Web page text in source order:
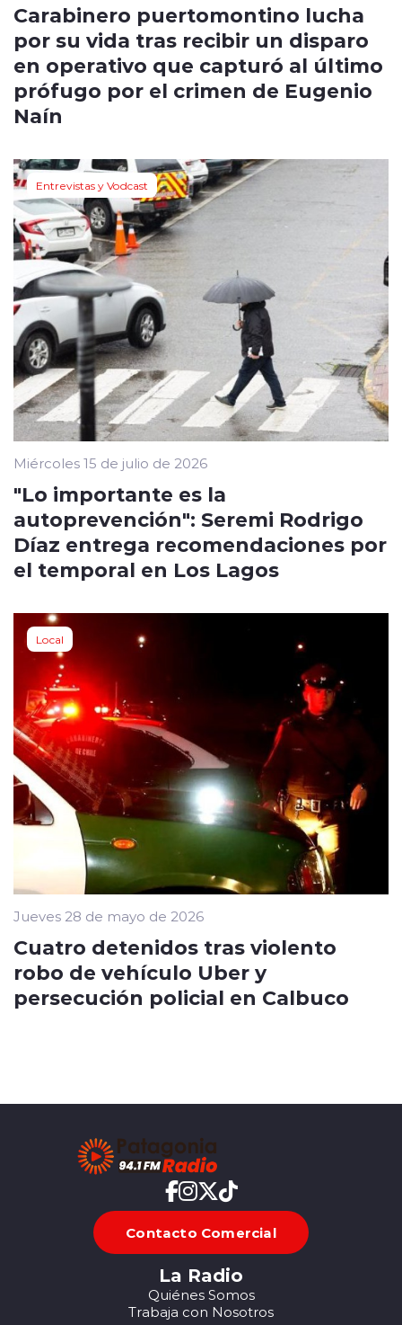
Carabinero puertomontino lucha
por su vida tras recibir un disparo
en operativo que capturó al último
prófugo por el crimen de Eugenio
Naín
Entrevistas y Vodcast
Miércoles 15 de julio de 2026
"Lo importante es la
autoprevención": Seremi Rodrigo
Díaz entrega recomendaciones por
el temporal en Los Lagos
Local
Jueves 28 de mayo de 2026
Cuatro detenidos tras violento
robo de vehículo Uber y
persecución policial en Calbuco
Contacto Comercial
La Radio
Quiénes Somos
Trabaja con Nosotros